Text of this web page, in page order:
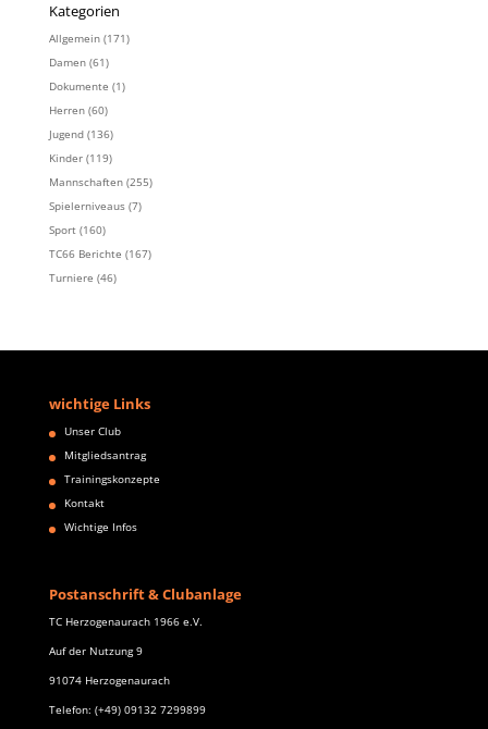
Kategorien
Allgemein(171)
Damen(61)
Dokumente (1)
Herren(60)
Jugend(136)
Kinder(119)
Mannschaften(255)
Spielerniveaus(7)
Sport(160)
TC66 Berichte (167)
Turniere (46)
wichtige Links
Unser Club
Mitgliedsantrag
Trainingskonzepte
Kontakt
Wichtige Infos
Postanschrift & Clubanlage
TC Herzogenaurach 1966 e.V.
Auf der Nutzung 9
91074 Herzogenaurach
Telefon: (+49) 09132 7299899